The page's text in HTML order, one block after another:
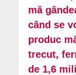
mă
când se
produc
trecut,
de 1,6